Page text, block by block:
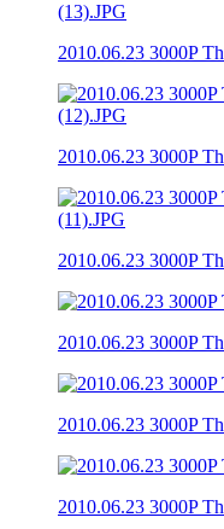
2010.06.23 3000P
2010.06.23 3000P
2010.06.23 3000P
2010.06.23 3000P
2010.06.23 3000P
2010.06.23 3000P